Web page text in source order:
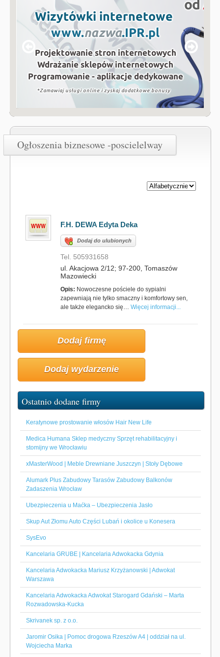
Ogłoszenia biznesowe -poscielelway
F.H. DEWA Edyta Deka
Dodaj do ulubionych
Tel. 505931658
ul. Akacjowa 2/12; 97-200, Tomaszów
Mazowiecki
Opis: Nowoczesne pościele do sypialni
zapewniają nie tylko smaczny i komfortowy sen,
ale także elegancko się… Więcej informacji...
Dodaj firmę
Dodaj wydarzenie
Ostatnio dodane firmy
Keratynowe prostowanie włosów Hair New Life
Medica Humana Sklep medyczny Sprzęt rehabilitacyjny i
stomijny we Wrocławiu
xMasterWood | Meble Drewniane Juszczyn | Stoły Dębowe
Alumark Plus Zabudowy Tarasów Zabudowy Balkonów
Zadaszenia Wrocław
Ubezpieczenia u Maćka – Ubezpieczenia Jasło
Skup Aut Złomu Auto Części Lubań i okolice u Konesera
SysEvo
Kancelaria GRUBE | Kancelaria Adwokacka Gdynia
Kancelaria Adwokacka Mariusz Krzyżanowski | Adwokat
Warszawa
Kancelaria Adwokacka Adwokat Starogard Gdański – Marta
Rozwadowska-Kucka
Skrivanek sp. z o.o.
Jaromir Osika | Pomoc drogowa Rzeszów A4 | oddział na ul.
Wojciecha Marka